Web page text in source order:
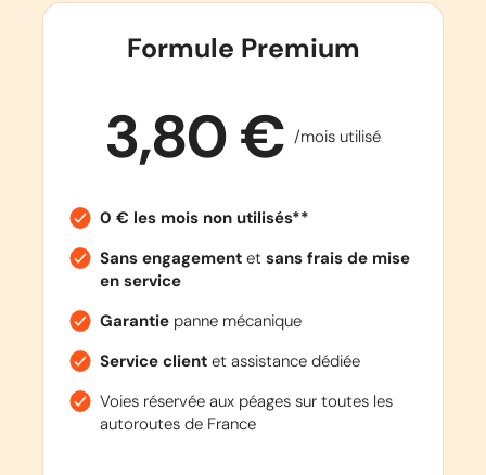
Formule Premium
3,80 € /mois utilisé
0 € les mois non utilisés**
Sans engagementet sans frais de mise
en service
Garantiepanne mécanique
Service clientet assistance dédiée
Voies réservée aux péages sur toutes les
autoroutes de France